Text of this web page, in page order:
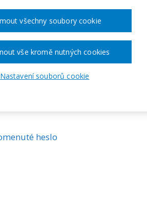
mě
heslo
Nastavení souborů cookie
vše kromě nutných cookies
všechny soubory cookie